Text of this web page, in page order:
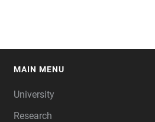
MAIN MENU
University
Research